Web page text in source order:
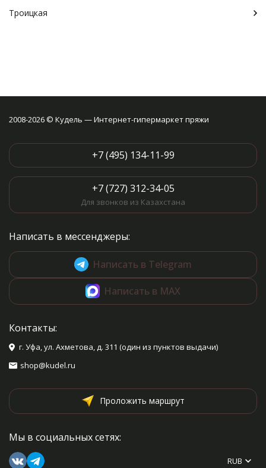
Троицкая
2008-2026 © Кудель — Интернет-гипермаркет пряжи
+7 (495) 134-11-99
+7 (727) 312-34-05
Для звонков из Казахстана
Написать в мессенджеры:
Написать в Telegram
Написать в MAX
Контакты:
г. Уфа, ул. Ахметова, д. 311 (один из пунктов выдачи)
shop@kudel.ru
Проложить маршрут
Мы в социальных сетях:
RUB